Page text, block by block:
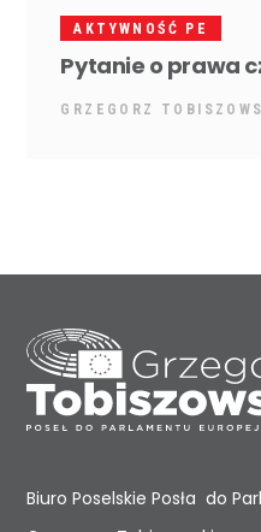
AKTYWNOŚĆ PE
Pytanie o prawa
GRZEGORZ
Biuro Poselskie Posła do